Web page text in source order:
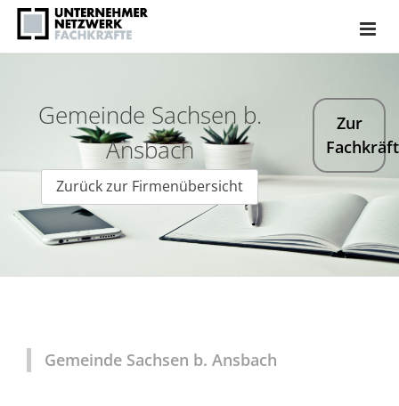
Gemeinde Sachsen b.
Ansbach
Zurück zur Firmenübersicht
Zur
Gemeinde Sachsen b. Ansbach